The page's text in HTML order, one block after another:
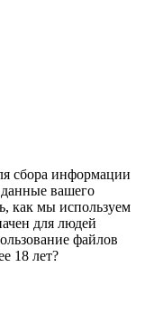
сбора информации
данные вашего
как мы используем
для людей
файлов
18 лет?